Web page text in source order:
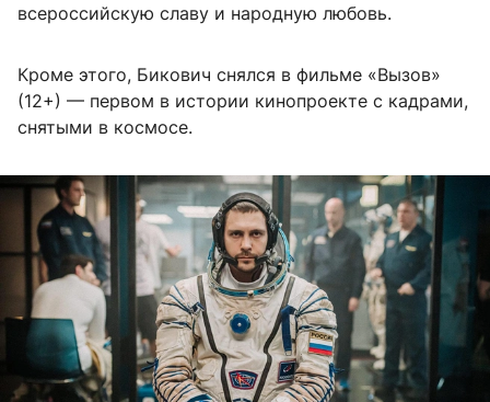
всероссийскую славу и народную любовь.
Кроме этого, Бикович снялся в фильме «Вызов»
(12+) — первом в истории кинопроекте с кадрами,
снятыми в космосе.